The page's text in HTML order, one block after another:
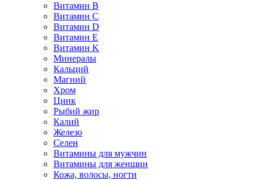
Витамин B
Витамин C
Витамин D
Витамин E
Витамин K
Минералы
Кальций
Магний
Хром
Цинк
Рыбий жир
Калий
Железо
Селен
Витамины для мужчин
Витамины для женщин
Кожа, волосы, ногти